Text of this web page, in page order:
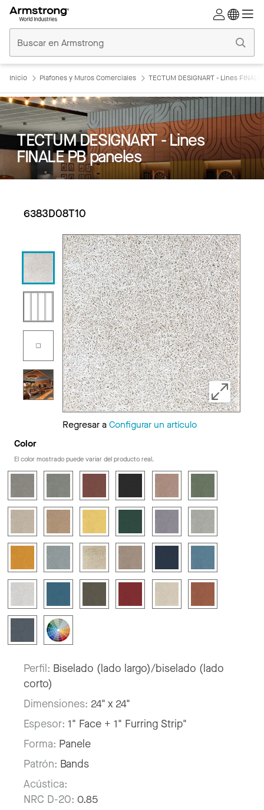
Comerciales
Inicio
Inicio Plafones y Muros Comerciales TECTUM DESIGNART - Lines
TECTUM DESIGNART - Lines
FINALE PB paneles
6383D08T10
Regresar aConfigurar un artículo
Color
El color mostrado puede variar del producto real.
Perfil: Biselado (lado largo)/biselado (lado
corto)
Dimensiones: 24" x 24"
Espesor: 1" Face + 1" Furring Strip"
Forma: Panele
Patrón: Bands
Acústica:
NRC D-20: 0.85